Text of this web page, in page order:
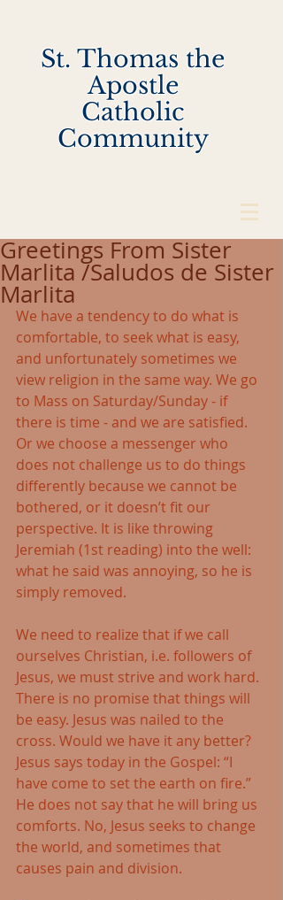
St. Thomas the
Apostle
Catholic
Community
Greetings From Sister
Marlita /Saludos de Sister
Marlita
We have a tendency to do what is
comfortable, to seek what is easy,
and unfortunately sometimes we
view religion in the same way. We go
to Mass on Saturday/Sunday - if
there is time - and we are satisfied.
Or we choose a messenger who
does not challenge us to do things
differently because we cannot be
bothered, or it doesn’t fit our
perspective. It is like throwing
Jeremiah (1st reading) into the well:
what he said was annoying, so he is
simply removed.
We need to realize that if we call
ourselves Christian, i.e. followers of
Jesus, we must strive and work hard.
There is no promise that things will
be easy. Jesus was nailed to the
cross. Would we have it any better?
Jesus says today in the Gospel: “I
have come to set the earth on fire.”
He does not say that he will bring us
comforts. No, Jesus seeks to change
the world, and sometimes that
causes pain and division.